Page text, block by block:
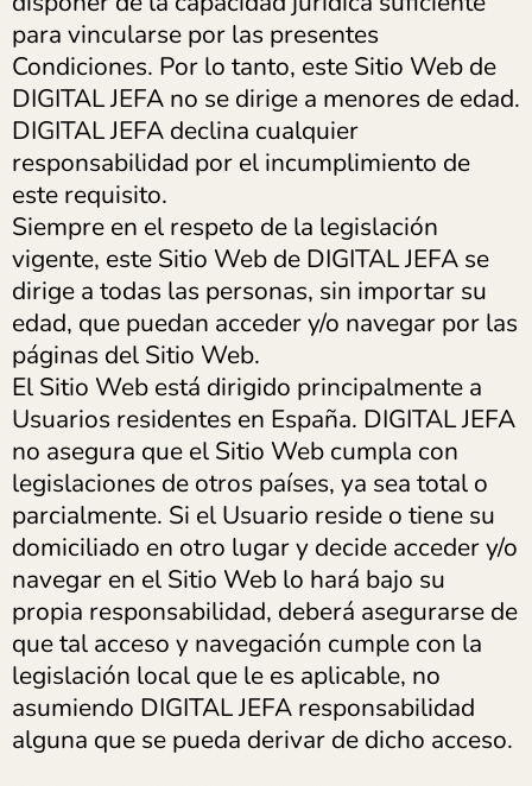
para vincularse por las presentes
Condiciones. Por lo tanto, este Sitio Web de
DIGITAL JEFA no se dirige a menores de edad.
DIGITAL JEFA declina cualquier
responsabilidad por el incumplimiento de
este requisito.
Siempre en el respeto de la legislación
vigente, este Sitio Web de DIGITAL JEFA se
dirige a todas las personas, sin importar su
edad, que puedan acceder y/o navegar por las
páginas del Sitio Web.
El Sitio Web está dirigido principalmente a
Usuarios residentes en España. DIGITAL JEFA
no asegura que el Sitio Web cumpla con
legislaciones de otros países, ya sea total o
parcialmente. Si el Usuario reside o tiene su
domiciliado en otro lugar y decide acceder y/o
navegar en el Sitio Web lo hará bajo su
propia responsabilidad, deberá asegurarse de
que tal acceso y navegación cumple con la
legislación local que le es aplicable, no
asumiendo DIGITAL JEFA responsabilidad
alguna que se pueda derivar de dicho acceso.